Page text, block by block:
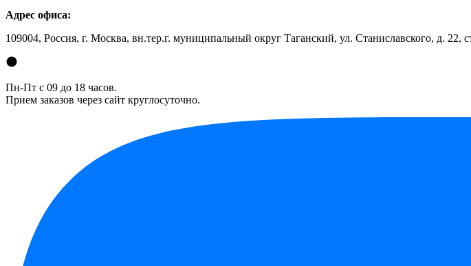
Адрес офиса:
109004, Россия, г. Москва, вн.тер.г. муниципальный округ Таганский, ул. Станиславского, д. 22,
Пн-Пт с 09 до 18 часов.
Прием заказов через сайт круглосуточно.